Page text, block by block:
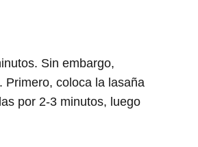
Sin embargo,
Primero, coloca la lasaña
por 2-3 minutos, luego